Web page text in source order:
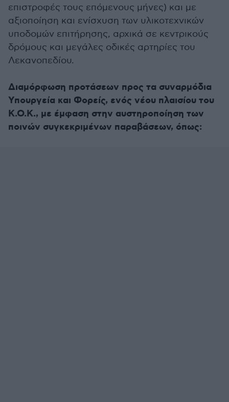
επιστροφές τους επόμενους μήνες) και με
αξιοποίηση και ενίσχυση των υλικοτεχνικών
υποδομών επιτήρησης, αρχικά σε κεντρικούς
δρόμους και μεγάλες οδικές αρτηρίες του
Λεκανοπεδίου.
Διαμόρφωση προτάσεων προς τα συναρμόδια
Υπουργεία και Φορείς, ενός νέου πλαισίου του
Κ.Ο.Κ., με έμφαση στην αυστηροποίηση των
ποινών συγκεκριμένων παραβάσεων, όπως: